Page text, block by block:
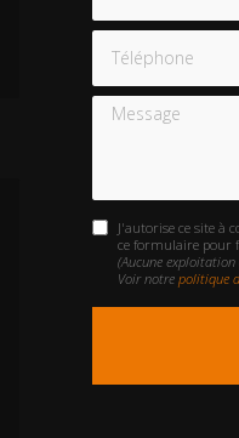
Téléphone
Message
J'autorise ce site à
ce formulaire pour
(Aucune exploitation
Voir notre politique